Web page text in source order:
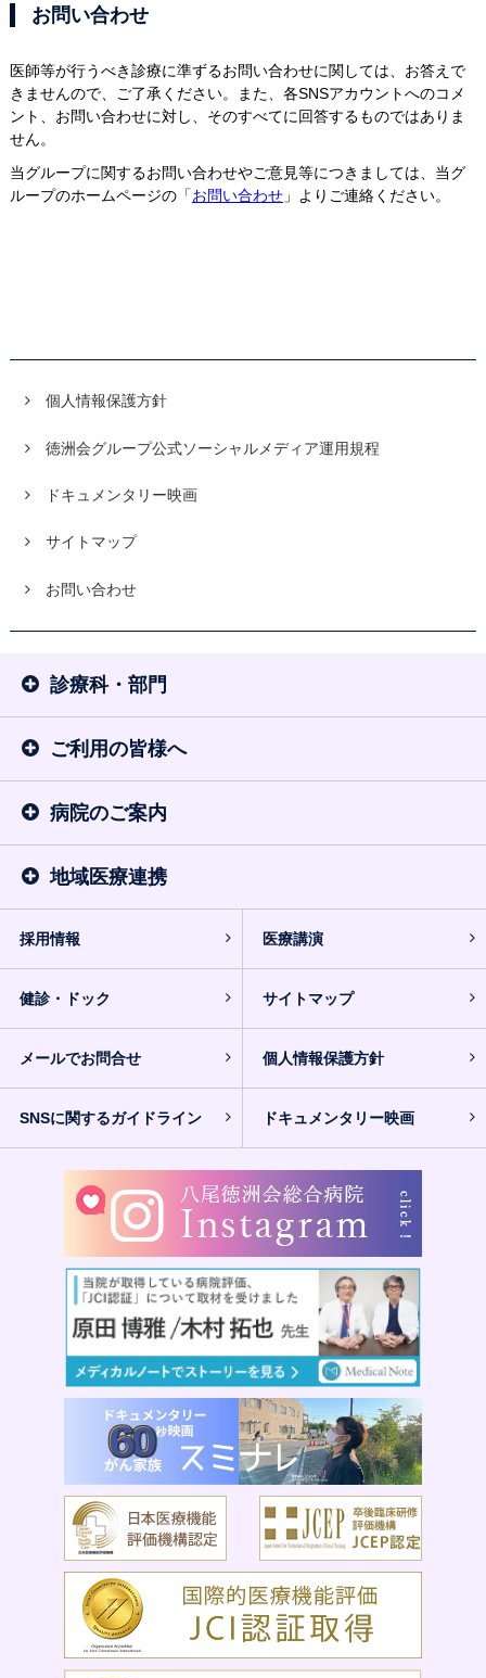
お問い合わせ
医師等が行うべき診療に準ずるお問い合わせに関しては、お答えで
きませんので、ご了承ください。また、各SNSアカウントへのコメ
ント、お問い合わせに対し、そのすべてに回答するものではありま
せん。
当グループに関するお問い合わせやご意見等につきましては、当グ
ループのホームページの「お問い合わせ」よりご連絡ください。
個人情報保護方針
徳洲会グループ公式ソーシャルメディア運用規程
ドキュメンタリー映画
サイトマップ
お問い合わせ
診療科・部門
ご利用の皆様へ
病院のご案内
地域医療連携
採用情報 医療講演
健診・ドック サイトマップ
メールでお問合せ 個人情報保護方針
SNSに関するガイドライン ドキュメンタリー映画